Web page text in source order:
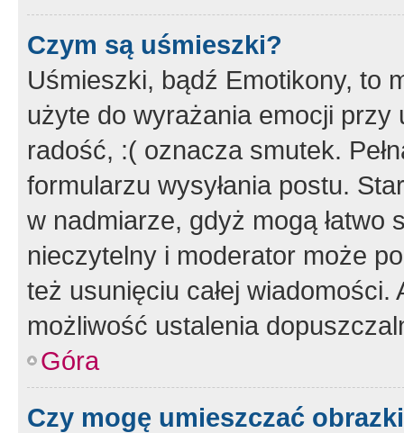
Czym są uśmieszki?
Uśmieszki, bądź Emotikony, to
użyte do wyrażania emocji
radość, :( oznacza smutek.
formularzu wysyłania postu.
w nadmiarze, gdyż mogą
nieczytelny i moderator może
też usunięciu całej
możliwość ustalenia
Góra
Czy mogę umieszczać